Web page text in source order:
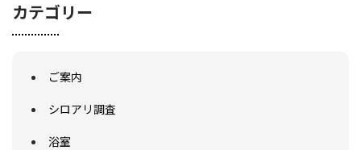
カテゴリー
ご案内
シロアリ調査
浴室